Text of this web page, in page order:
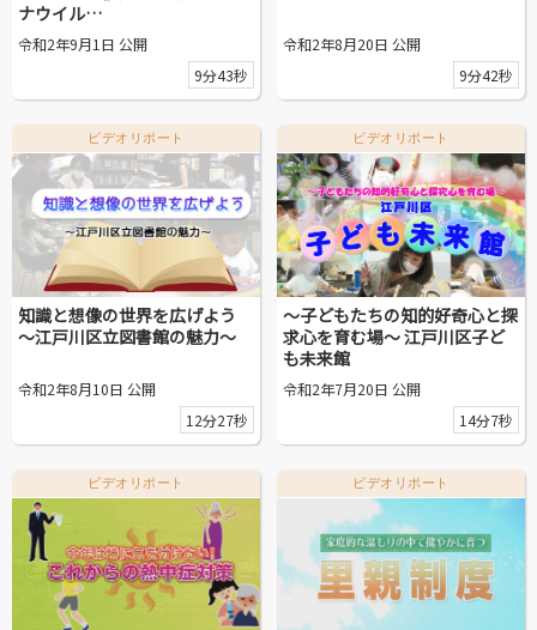
ナウイル…
令和2年9月1日 公開
9分43秒
令和2年8月20日 公開
9分42秒
ビデオリポート
知識と想像の世界を広げよう
～江戸川区立図書館の魅力～
令和2年8月10日 公開
12分27秒
ビデオリポート
～子どもたちの知的好奇心と探
求心を育む場～ 江戸川区子ど
も未来館
令和2年7月20日 公開
14分7秒
ビデオリポート ビデオリポート